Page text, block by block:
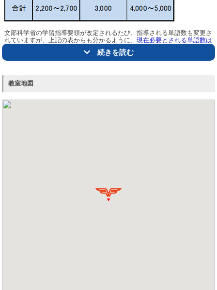
生の指導を中心に早い時間帯での勤務ができる方を募集しています。
よくある質問（FAQ)
【A】 公共交通機関の交通費は全額支給します（※上限1,000円まで）。
【Q】指導日誌のようなものはありますか？
【A】
教室スタッフが責任をもって指示・確認を行いますし、不安な点
文部科学省の学習指導要領が改定されるたび、指導される単語数も変更さ
れていますが、上記の表からも分かるように、現在必要とされる単語数は
2010年代より約1.3～1.6倍に増えて
います。
すべてを使いこなして話をしたり、文章を書いたりできるようにすること
そこで、英語学習に関しては学校対策の他に「英検®」の対策をお勧めいた
します。英検®対策は4技能の習得を確認でき、入試でも狙われる問題が多
特に、10月頃に行われる
続きを読む
教室地図